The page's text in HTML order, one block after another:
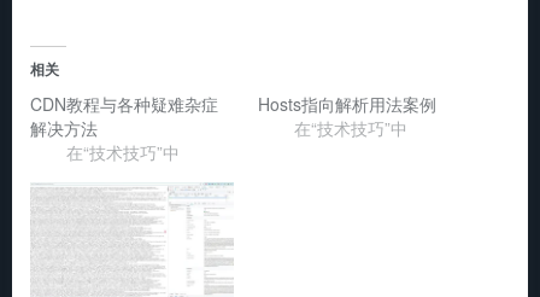
相关
CDN教程与各种疑难杂症
解决方法
在“技术技巧”中
Hosts指向解析用法案例
在“技术技巧”中